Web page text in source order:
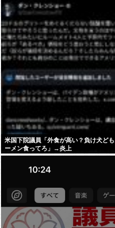
米国下院議員「外食が高い？負け犬ど
ーメン食ってろ」→炎上